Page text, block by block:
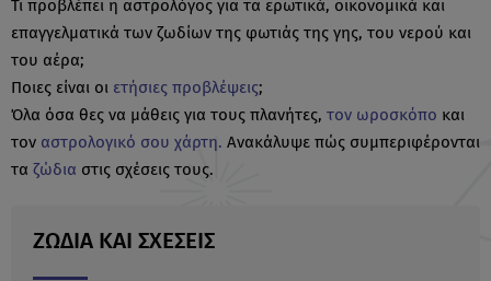
Τι προβλέπει η αστρολόγος για τα ερωτικά, οικονομικά και
επαγγελματικά των ζωδίων της φωτιάς της γης, του νερού και
του αέρα;
Ποιες είναι οι ετήσιες προβλέψεις;
Όλα όσα θες να μάθεις για τους πλανήτες, τον ωροσκόπο και
τον αστρολογικό σου χάρτη. Ανακάλυψε πώς συμπεριφέρονται
τα ζώδια στις σχέσεις τους.
ΖΩΔΙΑ ΚΑΙ ΣΧΕΣΕΙΣ